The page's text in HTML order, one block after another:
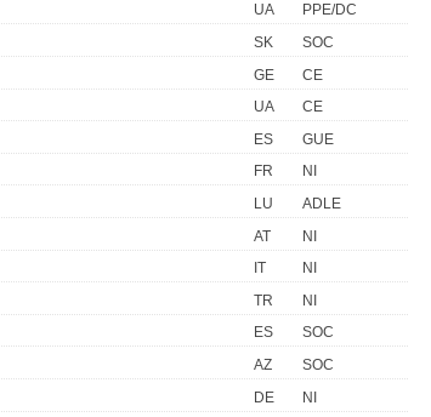
UA
PPE/DC
SK
SOC
GE
CE
UA
CE
ES
GUE
FR
NI
LU
ADLE
AT
NI
IT
NI
TR
NI
ES
SOC
AZ
SOC
DE
NI